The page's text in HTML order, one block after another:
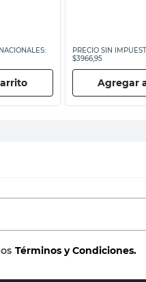
PRECIO SIN
$3966,95
Agregar
Términos y Condiciones.